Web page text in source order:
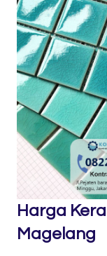
Harga
Magelang